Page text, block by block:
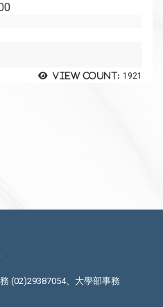
View count: 1921
(02)29387054、大學部事務